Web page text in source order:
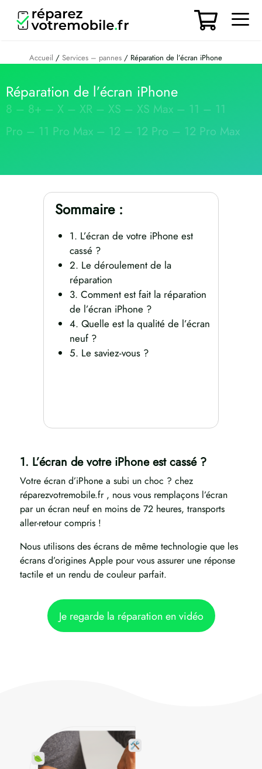
contenu
Accueil / Services – pannes / Réparation de l’écran iPhone
Réparation de l’écran iPhone
8 – 8+ – X – XR – XS – XS Max – 11 – 11
Pro – 11 Pro Max – 12 – 12 Pro – 12 Pro Max
Sommaire :
1. L’écran de votre iPhone est
cassé ?
2. Le déroulement de la
réparation
3. Comment est fait la réparation
de l’écran iPhone ?
4. Quelle est la qualité de l’écran
neuf ?
5. Le saviez-vous ?
1. L’écran de votre iPhone est cassé ?
Votre écran d’iPhone a subi un choc ? chez
réparezvotremobile.fr , nous vous remplaçons l’écran
par un écran neuf en moins de 72 heures, transports
aller-retour compris !
Nous utilisons des écrans de même technologie que les
écrans d’origines Apple pour vous assurer une réponse
tactile et un rendu de couleur parfait.
Je regarde la réparation en vidéo